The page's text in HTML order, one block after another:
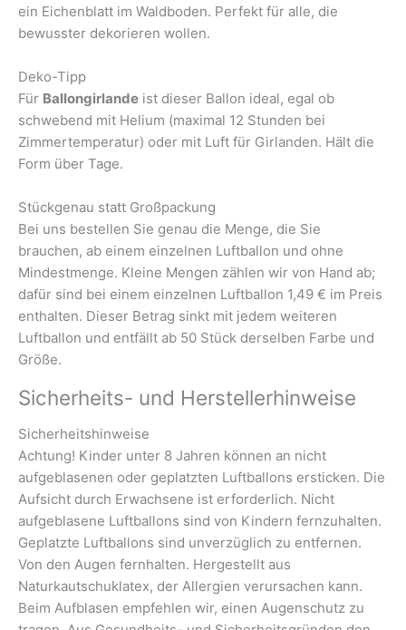
ein Eichenblatt im Waldboden. Perfekt für alle, die
bewusster dekorieren wollen.
Deko-Tipp
Für Ballongirlande ist dieser Ballon ideal, egal ob
schwebend mit Helium (maximal 12 Stunden bei
Zimmertemperatur) oder mit Luft für Girlanden. Hält die
Form über Tage.
Stückgenau statt Großpackung
Bei uns bestellen Sie genau die Menge, die Sie
brauchen, ab einem einzelnen Luftballon und ohne
Mindestmenge. Kleine Mengen zählen wir von Hand ab;
dafür sind bei einem einzelnen Luftballon 1,49 € im Preis
enthalten. Dieser Betrag sinkt mit jedem weiteren
Luftballon und entfällt ab 50 Stück derselben Farbe und
Größe.
Sicherheits- und Herstellerhinweise
Sicherheitshinweise
Achtung! Kinder unter 8 Jahren können an nicht
aufgeblasenen oder geplatzten Luftballons ersticken. Die
Aufsicht durch Erwachsene ist erforderlich. Nicht
aufgeblasene Luftballons sind von Kindern fernzuhalten.
Geplatzte Luftballons sind unverzüglich zu entfernen.
Von den Augen fernhalten. Hergestellt aus
Naturkautschuklatex, der Allergien verursachen kann.
Beim Aufblasen empfehlen wir, einen Augenschutz zu